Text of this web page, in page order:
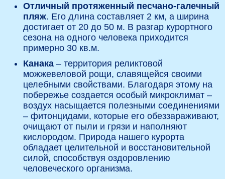
Отличный протяженный песчано-галечный
пляж. Его длина составляет 2 км, а ширина
достигает от 20 до 50 м. В разгар курортного
сезона на одного человека приходится
примерно 30 кв.м.
Канака – территория реликтовой
можжевеловой рощи, славящейся своими
целебными свойствами. Благодаря этому на
побережье создается особый микроклимат –
воздух насыщается полезными соединениями
– фитонцидами, которые его обеззараживают,
очищают от пыли и грязи и наполняют
кислородом. Природа нашего курорта
обладает целительной и восстановительной
силой, способствуя оздоровлению
человеческого организма.